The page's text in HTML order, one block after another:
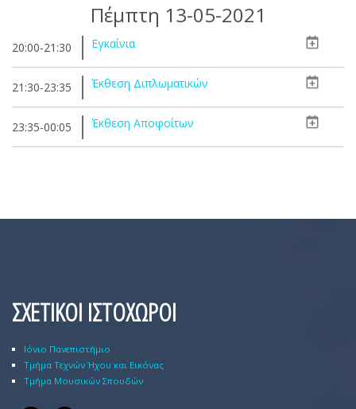
Πέμπτη 13-05-2021
20:00-21:30 Εγκαίνια
21:30-23:35 Έκθεση Διπλωματικών
23:35-00:05 Έκθεση Αποφοίτων
ΣΧΕΤΙΚΟΙ ΙΣΤΟΧΩΡΟΙ
Ιόνιο Πανεπιστήμιο
Τμήμα Τεχνών Ήχου και Εικόνας
Τμήμα Μουσικών Σπουδών